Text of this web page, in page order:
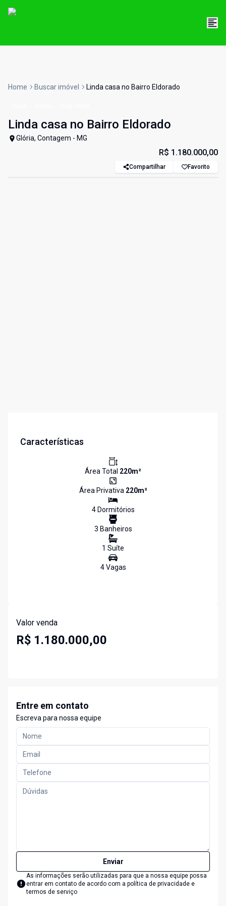
Home Buscar imóvel Linda casa no Bairro Eldorado
Linda casa no Bairro Eldorado
Glória, Contagem - MG
R$ 1.180.000,00
Compartilhar Favorito
Características
Área Total 220m²
Área Privativa 220m²
4Dormitórios
3 Banheiros
1 Suíte
4Vagas
Valor venda
R$ 1.180.000,00
Entre em contato
Escreva para nossa equipe
Enviar
As informações serão utilizadas para que a nossa equipe possa
entrar em contato de acordo com a política de privacidade e
termos de serviço